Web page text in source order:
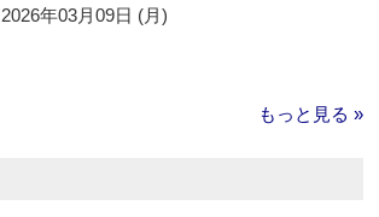
2026年03月09日 (月)
もっと見る »